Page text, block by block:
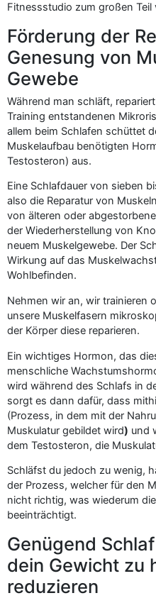
Fitnessstudio zum großen Teil
Förderung der
Genesung von
Gewebe
Während man schläft,
Training entstandenen
allem beim Schlafen schüttet
Muskelaufbau benötigten
Testosteron) aus.
Eine Schlafdauer von sieben
also die Reparatur von
von älteren oder
der Wiederherstellung von
neuem Muskelgewebe. Der
Wirkung auf das
Wohlbefinden.
Nehmen wir an, wir trainieren
unsere Muskelfasern
der Körper diese reparieren.
Ein wichtiges Hormon, das
menschliche
wird während des Schlafs in
sorgt es dann dafür, dass
(Prozess, in dem mit der
Muskulatur gebildet wird) und
dem Testosteron, die
Schläfst du jedoch zu wenig,
der Prozess, welcher für den
nicht richtig, was wiederum
beeinträchtigt.
Genügend
dein Gewicht zu
reduzieren